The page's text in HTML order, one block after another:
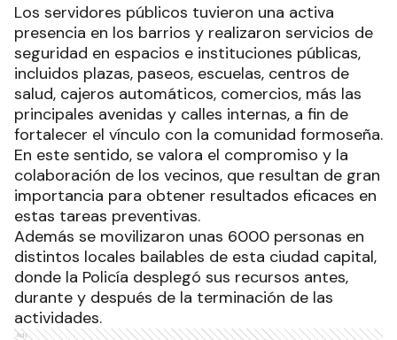
Los servidores públicos tuvieron una activa
presencia en los barrios y realizaron servicios de
seguridad en espacios e instituciones públicas,
incluidos plazas, paseos, escuelas, centros de
salud, cajeros automáticos, comercios, más las
principales avenidas y calles internas, a fin de
fortalecer el vínculo con la comunidad formoseña.
En este sentido, se valora el compromiso y la
colaboración de los vecinos, que resultan de gran
importancia para obtener resultados eficaces en
estas tareas preventivas.
Además se movilizaron unas 6000 personas en
distintos locales bailables de esta ciudad capital,
donde la Policía desplegó sus recursos antes,
durante y después de la terminación de las
actividades.
Ads